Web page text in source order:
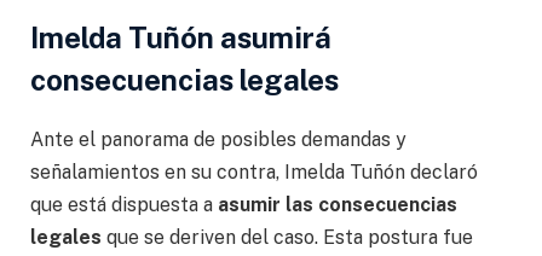
Imelda Tuñón asumirá
consecuencias legales
Ante el panorama de posibles demandas y
señalamientos en su contra, Imelda Tuñón declaró
que está dispuesta a asumir las consecuencias
legales que se deriven del caso. Esta postura fue